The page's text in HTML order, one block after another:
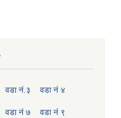
वडा नं.३ वडा नं ४
वडा नं ७ वडा नं ९